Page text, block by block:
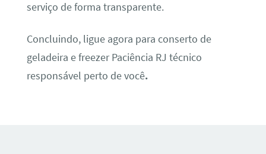
serviço de forma transparente.
Concluindo, ligue agora para conserto de
geladeira e freezer Paciência RJ técnico
responsável perto de você.